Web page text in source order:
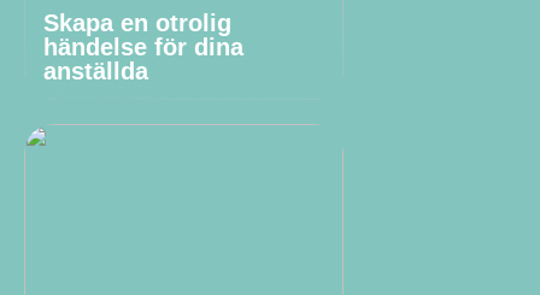
Skapa en otrolig
händelse för dina
anställda